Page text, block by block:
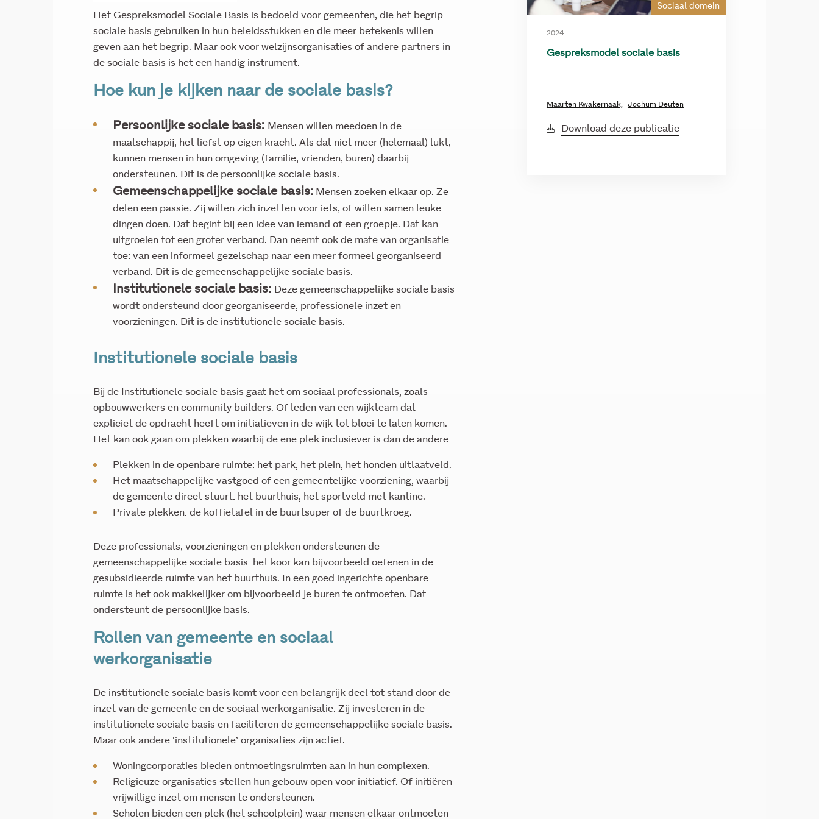
Het Gespreksmodel Sociale Basis is bedoeld voor gemeenten, die het begrip
sociale basis gebruiken in hun beleidsstukken en die meer betekenis willen
geven aan het begrip. Maar ook voor welzijnsorganisaties of andere partners in
de sociale basis is het een handig instrument.
Hoe kun je kijken naar de sociale basis?
Persoonlijke sociale basis: Mensen willen meedoen in de
maatschappij, het liefst op eigen kracht. Als dat niet meer (helemaal) lukt,
kunnen mensen in hun omgeving (familie, vrienden, buren) daarbij
ondersteunen. Dit is de persoonlijke sociale basis.
Gemeenschappelijke sociale basis: Mensen zoeken elkaar op. Ze
delen een passie. Zij willen zich inzetten voor iets, of willen samen leuke
dingen doen. Dat begint bij een idee van iemand of een groepje. Dat kan
uitgroeien tot een groter verband. Dan neemt ook de mate van organisatie
toe: van een informeel gezelschap naar een meer formeel georganiseerd
verband. Dit is de gemeenschappelijke sociale basis.
Institutionele sociale basis: Deze gemeenschappelijke sociale basis
wordt ondersteund door georganiseerde, professionele inzet en
voorzieningen. Dit is de institutionele sociale basis.
Institutionele sociale basis
Bij de Institutionele sociale basis gaat het om sociaal professionals, zoals
opbouwwerkers en community builders. Of leden van een wijkteam dat
expliciet de opdracht heeft om initiatieven in de wijk tot bloei te laten komen.
Het kan ook gaan om plekken waarbij de ene plek inclusiever is dan de andere:
Plekken in de openbare ruimte: het park, het plein, het honden uitlaatveld.
Het maatschappelijke vastgoed of een gemeentelijke voorziening, waarbij
de gemeente direct stuurt: het buurthuis, het sportveld met kantine.
Private plekken: de koffietafel in de buurtsuper of de buurtkroeg.
Deze professionals, voorzieningen en plekken ondersteunen de
gemeenschappelijke sociale basis: het koor kan bijvoorbeeld oefenen in de
gesubsidieerde ruimte van het buurthuis. In een goed ingerichte openbare
ruimte is het ook makkelijker om bijvoorbeeld je buren te ontmoeten. Dat
ondersteunt de persoonlijke basis.
Rollen van gemeente en sociaal
werkorganisatie
De institutionele sociale basis komt voor een belangrijk deel tot stand door de
inzet van de gemeente en de sociaal werkorganisatie. Zij investeren in de
institutionele sociale basis en faciliteren de gemeenschappelijke sociale basis.
Maar ook andere ‘institutionele’ organisaties zijn actief.
Woningcorporaties bieden ontmoetingsruimten aan in hun complexen.
Religieuze organisaties stellen hun gebouw open voor initiatief. Of initiëren
vrijwillige inzet om mensen te ondersteunen.
Scholen bieden een plek (het schoolplein) waar mensen elkaar ontmoeten
Sociaal domein
2024
Gespreksmodel sociale basis
Maarten Kwakernaak, Jochum Deuten
Download deze publicatie